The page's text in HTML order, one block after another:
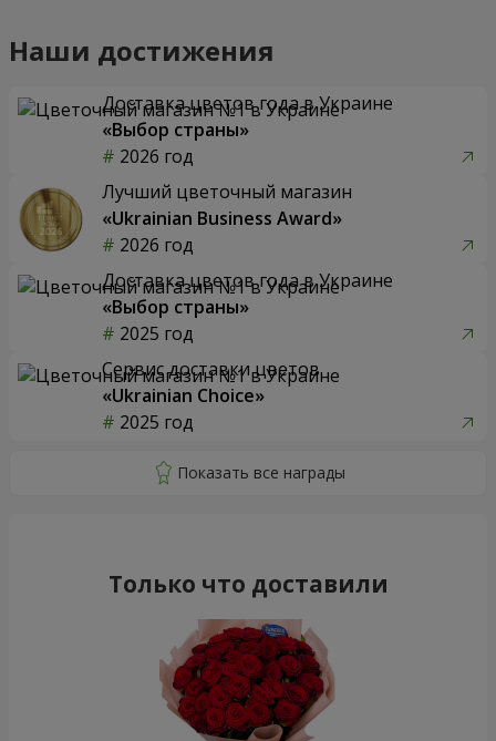
Наши достижения
Доставка цветов года в Украине
«Выбор страны»
2026 год
Лучший цветочный магазин
«Ukrainian Business Award»
2026 год
Доставка цветов года в Украине
«Выбор страны»
2025 год
Сервис доставки цветов
«Ukrainian Choice»
2025 год
Только что доставили